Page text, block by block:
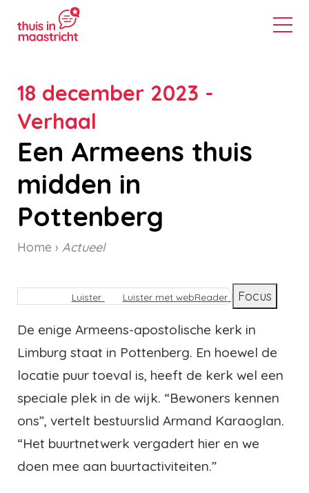
18 december 2023 -
Verhaal
Een Armeens thuis
midden in
Pottenberg
Kruimelpad
Home Actueel
Luister Luister met webReader Focus
De enige Armeens-apostolische kerk in
Limburg staat in Pottenberg. En hoewel de
locatie puur toeval is, heeft de kerk wel een
speciale plek in de wijk. “Bewoners kennen
ons”, vertelt bestuurslid Armand Karaoglan.
“Het buurtnetwerk vergadert hier en we
doen mee aan buurtactiviteiten.”